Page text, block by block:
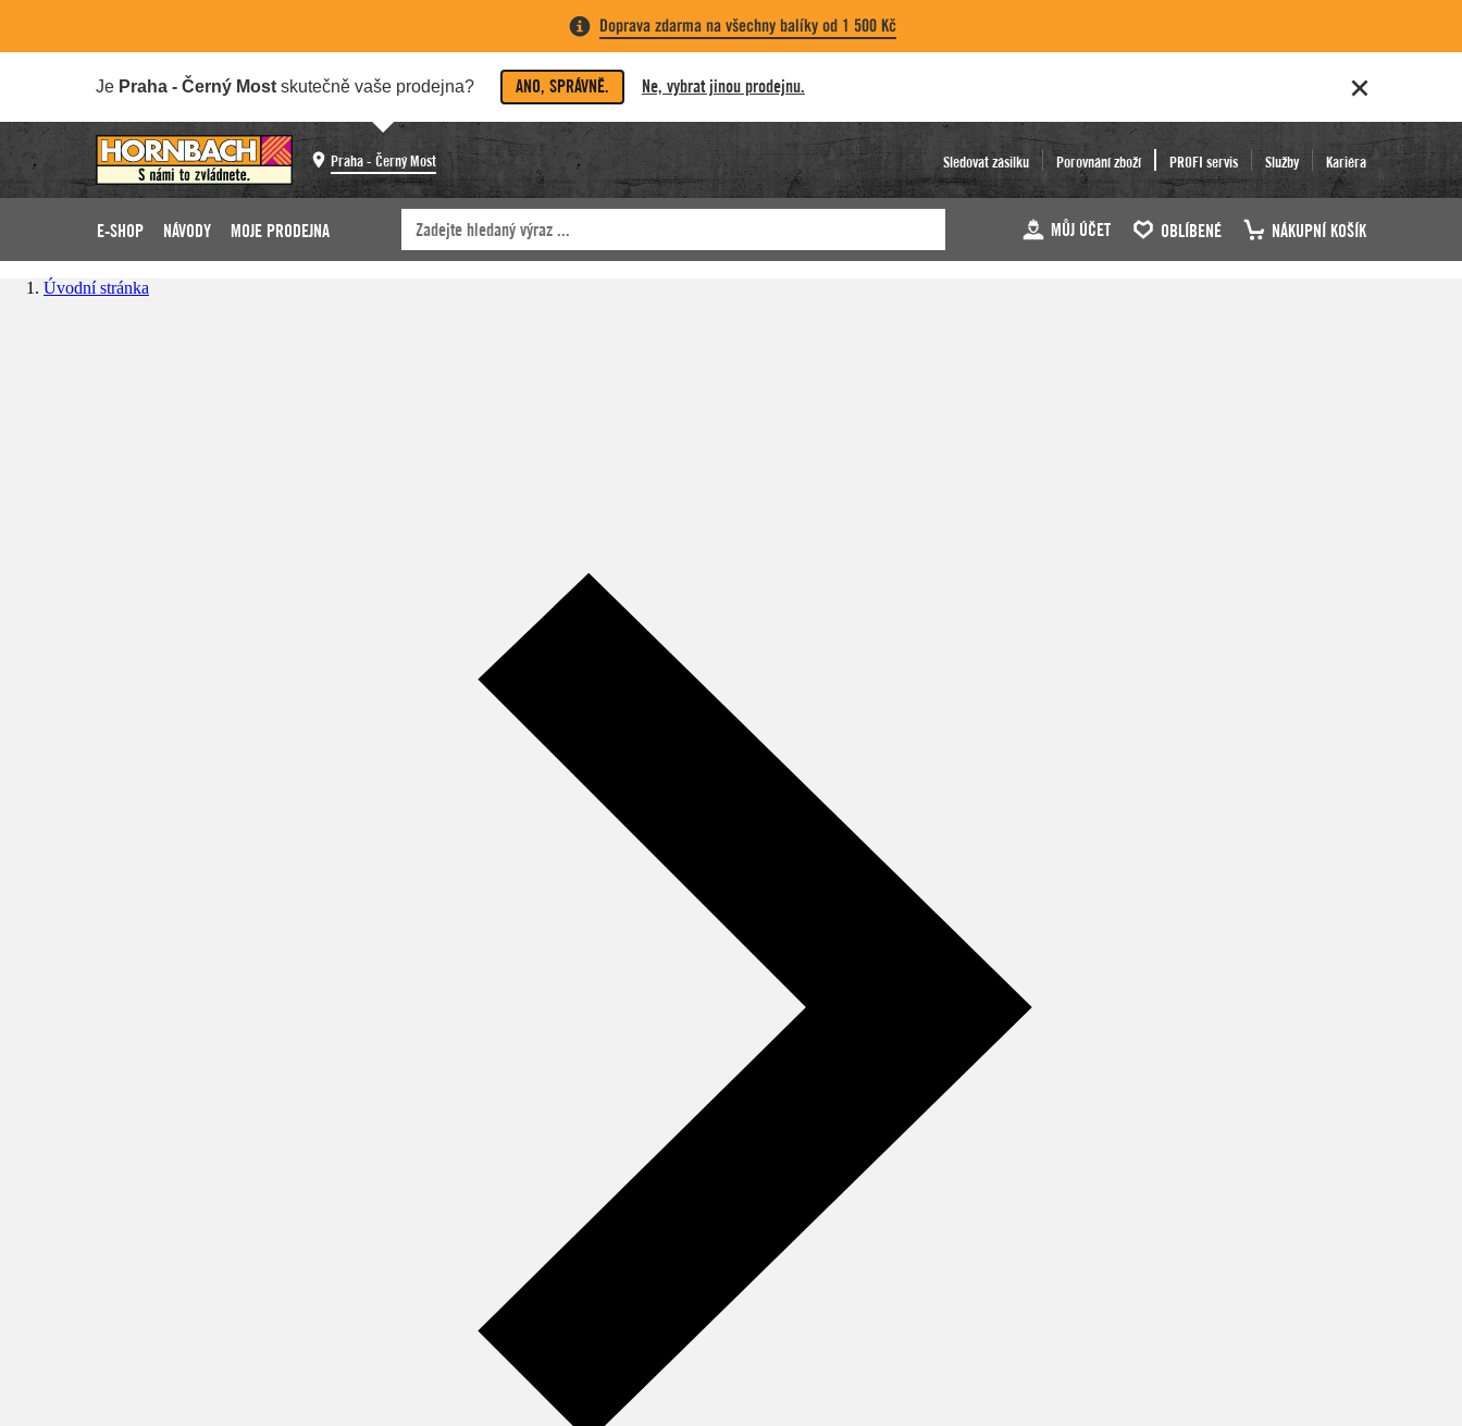
Doprava zdarma na všechny balíky od 1 500 Kč
Je Praha - Černý Most skutečně vaše prodejna? ANO, SPRÁVNĚ. Ne, vybrat jinou prodejnu.
Praha - Černý Most Sledovat zásilku Porovnání zboží PROFI servis Služby Kariéra
E-SHOP NÁVODY MOJE PRODEJNA MŮJ ÚČET OBLÍBENÉ NÁKUPNÍ KOŠÍK
Úvodní stránka